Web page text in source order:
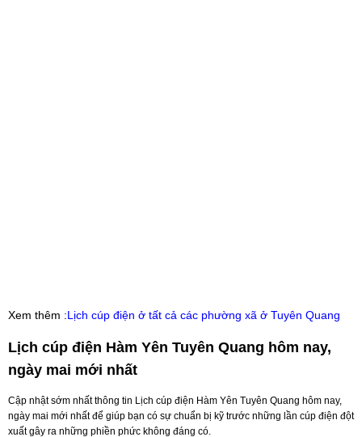
Xem thêm :Lịch cúp điện ở tất cả các phường xã ở Tuyên Quang
Lịch cúp điện Hàm Yên Tuyên Quang hôm nay,
ngày mai mới nhất
Cập nhật sớm nhất thông tin Lịch cúp điện Hàm Yên Tuyên Quang hôm nay,
ngày mai mới nhất để giúp bạn có sự chuẩn bị kỹ trước những lần cúp điện đột
xuất gây ra những phiền phức không đáng có.